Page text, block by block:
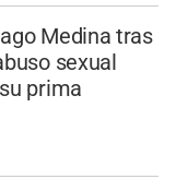
Medina tras
sexual
prima